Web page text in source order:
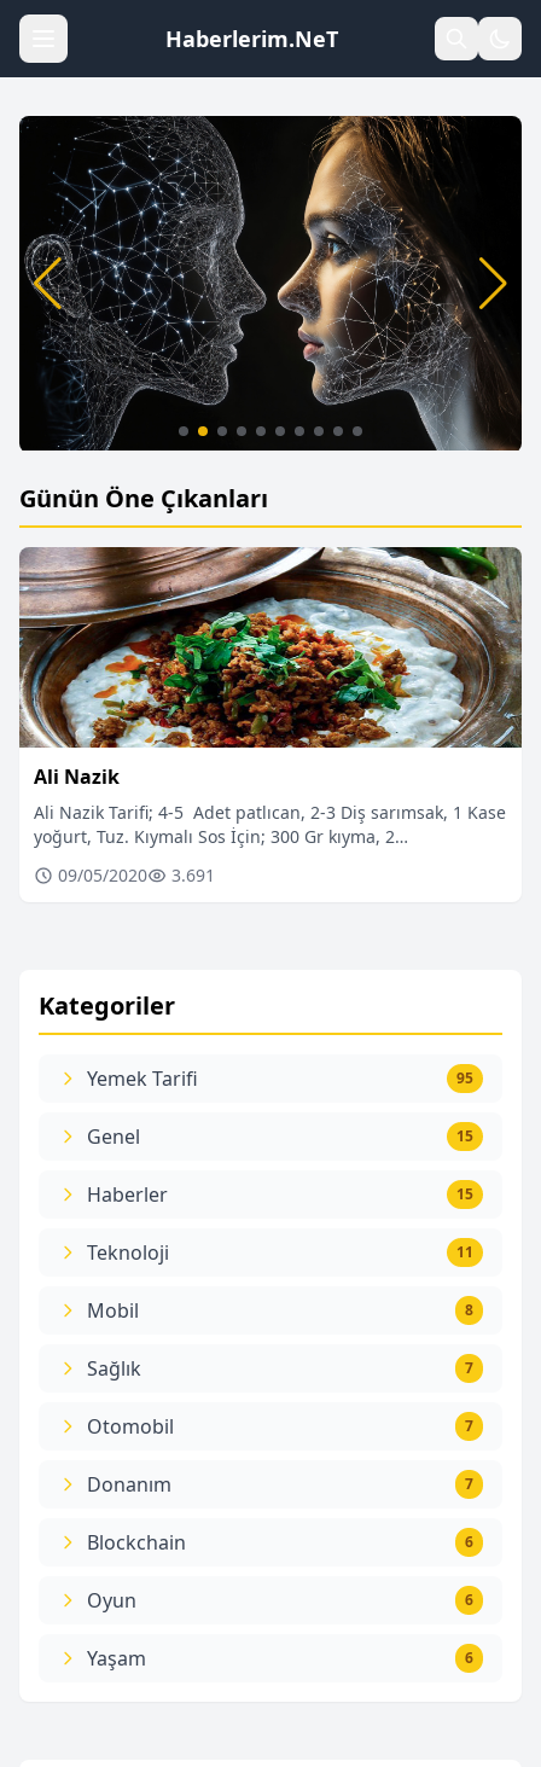
Haberlerim.NeT
Kategoriler
Yemek Tarifi 95
Genel 15
Haberler 15
Teknoloji 11
Mobil 8
Sağlık 7
Otomobil 7
Donanım 7
Blockchain 6
Oyun 6
Yaşam 6
Yapay Zeka: 2026’da Sağlık Hizmetlerini
Değiştiren 7 Büyük Yenilik
Günün Öne Çıkanları
Ali Nazik
Ali Nazik Tarifi; 4-5 Adet patlıcan, 2-3 Diş sarımsak, 1 Kase
yoğurt, Tuz. Kıymalı Sos İçin; 300 Gr kıyma, 2…
09/05/2020
3.691